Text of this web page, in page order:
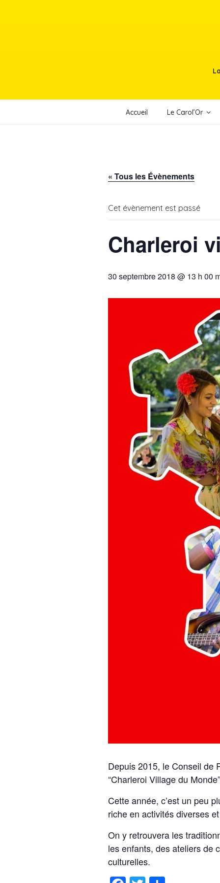
Accueil Le Carol’Or
« Tous les Évènements
Cet évènement est passé
Charleroi
30 septembre 2018 @ 13 h 00
Depuis 2015, le Conseil de
“Charleroi Village du
Cette année, c’est un peu
riche en activités diverses
On y retrouvera les
les enfants, des ateliers de
culturelles.